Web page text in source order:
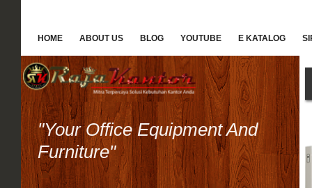
HOME ABOUT US BLOG YOUTUBE E KATALOG
"Your Office Equipment And
Furniture"